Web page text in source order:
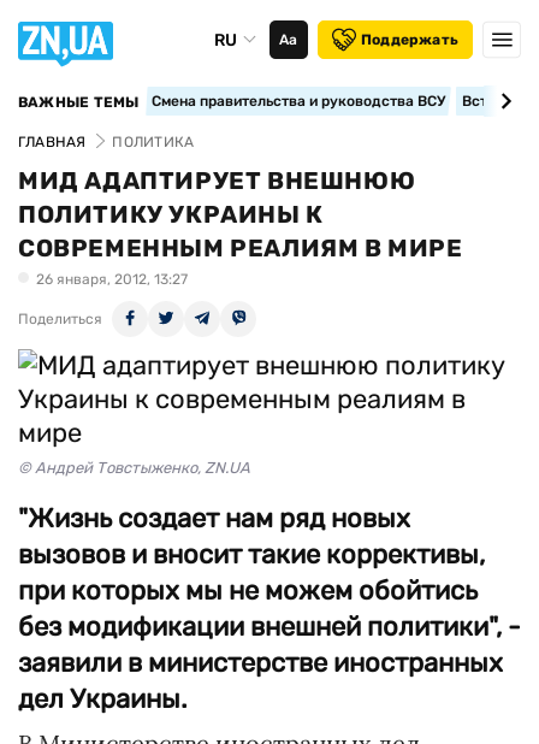
RU Аа Поддержать
ВАЖНЫЕ ТЕМЫ Смена правительства и руководства ВСУ
ГЛАВНАЯ ПОЛИТИКА
МИД АДАПТИРУЕТ ВНЕШНЮЮ
ПОЛИТИКУ УКРАИНЫ К
СОВРЕМЕННЫМ РЕАЛИЯМ В МИРЕ
26 января, 2012, 13:27
Поделиться
© Андрей Товстыженко, ZN.UA
"Жизнь создает нам ряд новых
вызовов и вносит такие коррективы,
при которых мы не можем обойтись
без модификации внешней политики", -
заявили в министерстве иностранных
дел Украины.